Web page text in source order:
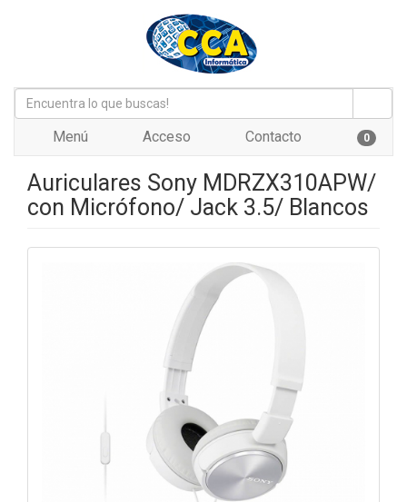
Menú Acceso Contacto 0
Auriculares Sony MDRZX310APW/
con Micrófono/ Jack 3.5/ Blancos